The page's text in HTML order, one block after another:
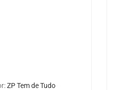
ZP Tem de Tudo